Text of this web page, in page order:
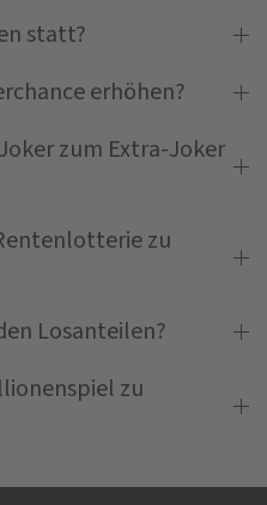
statt?
erhöhen?
zum Extra-Joker
zu
Losanteilen?
zu